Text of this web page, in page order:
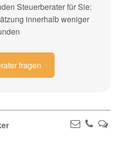
Steuerberater für Sie:
innerhalb weniger
fragen